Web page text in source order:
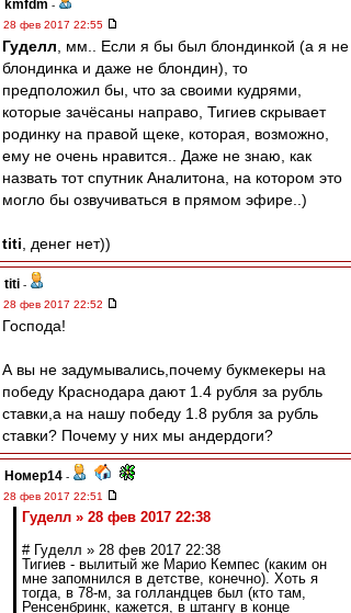
kmfdm -
28 фев 2017 22:55
Гуделл , мм.. Если я бы был блондинкой (а я не
блондинка и даже не блондин), то
предположил бы, что за своими кудрями,
которые зачёсаны направо, Тигиев скрывает
родинку на правой щеке, которая, возможно,
ему не очень нравится.. Даже не знаю, как
назвать тот спутник Аналитона, на котором это
могло бы озвучиваться в прямом эфире..)
titi , денег нет))
titi -
28 фев 2017 22:52
Господа!
А вы не задумывались,почему букмекеры на
победу Краснодара дают 1.4 рубля за рубль
ставки,а на нашу победу 1.8 рубля за рубль
ставки? Почему у них мы андердоги?
Номер14 -
28 фев 2017 22:51
Гуделл » 28 фев 2017 22:38
# Гуделл » 28 фев 2017 22:38
Тигиев - вылитый же Марио Кемпес (каким он
мне запомнился в детстве, конечно). Хоть я
тогда, в 78-м, за голландцев был (кто там,
Ренсенбринк, кажется, в штангу в конце